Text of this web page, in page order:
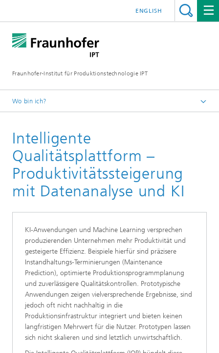
Fraunhofer-Institut für Produktionstechnologie IPT
ENGLISH
Wo bin ich?
Angebot
Digitalisierung der Produktion
Künstliche Intelligenz für die Produktion
Intelligente
Qualitätsplattform –
Produktivitätssteigerung
mit Datenanalyse und KI
KI-Anwendungen und Machine Learning versprechen
produzierenden Unternehmen mehr Produktivität und
gesteigerte Effizienz. Beispiele hierfür sind präzisere
Instandhaltungs-Terminierungen (Maintenance
Prediction), optimierte Produktionsprogrammplanung
und zuverlässigere Qualitätskontrollen. Prototypische
Anwendungen zeigen vielversprechende Ergebnisse, sind
jedoch oft nicht nachhaltig in die
Produktionsinfrastruktur integriert und bieten keinen
langfristigen Mehrwert für die Nutzer. Prototypen lassen
sich nicht skalieren und sind letztlich unwirtschaftlich.